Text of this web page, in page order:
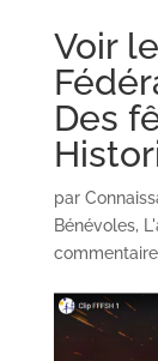
Voir
Des
par
Bénévoles,